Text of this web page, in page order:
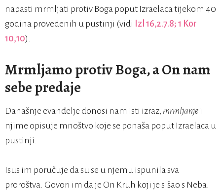
napasti mrmljati protiv Boga poput Izraelaca tijekom 40
godina provedenih u pustinji (vidi Izl 16,2.7.8; 1 Kor
10,10).
Mrmljamo protiv Boga, a On nam
sebe predaje
Današnje evanđelje donosi nam isti izraz, mrmljanje i
njime opisuje mnoštvo koje se ponaša poput Izraelaca u
pustinji.
Isus im poručuje da su se u njemu ispunila sva
proroštva. Govori im da je On Kruh koji je sišao s Neba.